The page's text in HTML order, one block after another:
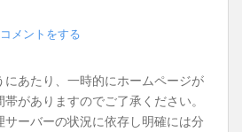
コメントをする
にあたり、一時的にホームページが
がありますのでご了承ください。
ーバーの状況に依存し明確には分